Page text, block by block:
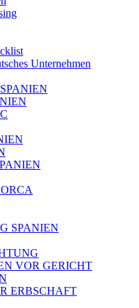
Unternehmen
SPANIEN
VOR GERICHT
ERBSCHAFT